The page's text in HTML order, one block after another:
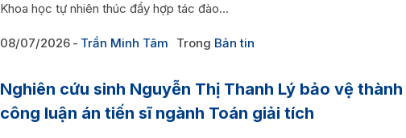
Khoa học tự nhiên thúc đẩy hợp tác đào...
08/07/2026 Trần Minh Tâm Trong Bản tin
Nghiên cứu sinh Nguyễn Thị Thanh Lý bảo vệ thành
công luận án tiến sĩ ngành Toán giải tích